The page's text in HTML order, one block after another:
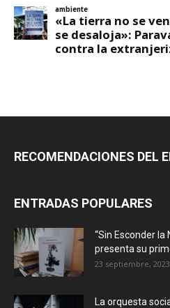
RECOMENDACIONES DEL
ENTRADAS POPULARES
“Sin Esconder la
presenta su
23 septiembre, 2023
La orquesta